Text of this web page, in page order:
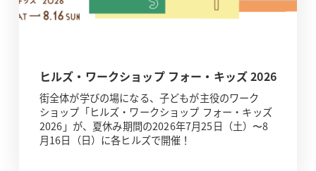
ヒルズ・ワークショップ フォー・キッズ 2026
街全体が学びの場になる、子どもが主役のワーク
ショップ「ヒルズ・ワークショップ フォー・キッズ
2026」が、夏休み期間の2026年7月25日（土）〜8
月16日（日）に各ヒルズで開催！